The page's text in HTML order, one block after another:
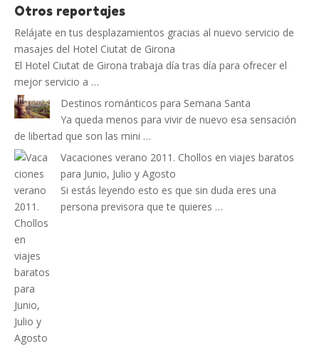
Otros reportajes
Relájate en tus desplazamientos gracias al nuevo servicio de
masajes del Hotel Ciutat de Girona
El Hotel Ciutat de Girona trabaja día tras día para ofrecer el
mejor servicio a …
Destinos románticos para Semana Santa
Ya queda menos para vivir de nuevo esa sensación
de libertad que son las mini …
Vacaciones verano 2011. Chollos en viajes baratos
para Junio, Julio y Agosto
Si estás leyendo esto es que sin duda eres una
persona previsora que te quieres …